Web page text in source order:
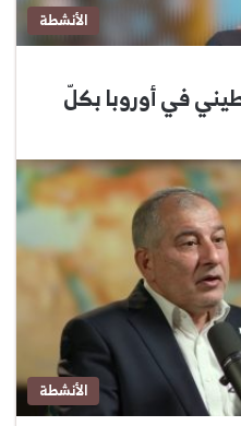
الأنشطة
في أوروبا بكلّ
الأنشطة